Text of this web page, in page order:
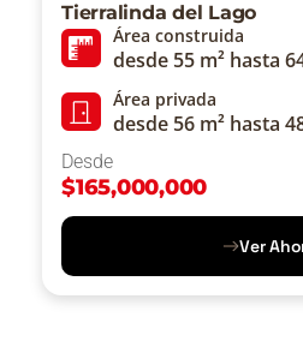
Tierralinda del Lago
Área construida
desde 55 m² hasta
Área privada
desde 56 m² hasta
Desde
$165,000,000
Ver